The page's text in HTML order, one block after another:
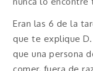
Eran las 6 de la
que te explique
que una persona